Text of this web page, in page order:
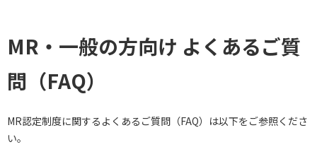
MR・一般の方向け よくあるご質
問（FAQ）
MR認定制度に関するよくあるご質問（FAQ）は以下をご参照くださ
い。